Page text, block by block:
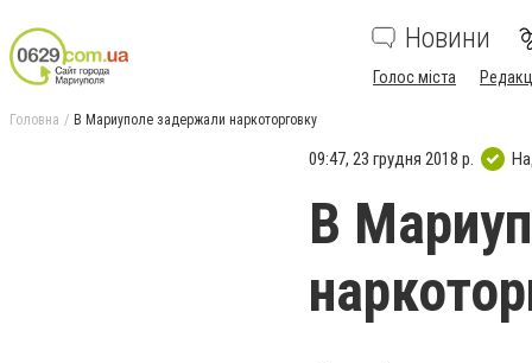
Новини
Голос міста
Головна В Мариуполе задержали наркоторговку
09:47, 23 грудня 2018 р.
В